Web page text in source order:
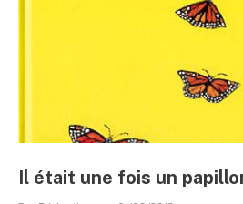
Il était une fois un